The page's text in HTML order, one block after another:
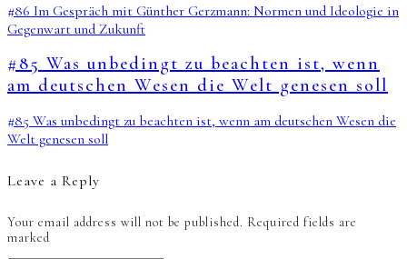
#86 Im Gespräch mit Günther Gerzmann: Normen und Ideologie in
Gegenwart und Zukunft
#85 Was unbedingt zu beachten ist, wenn
am deutschen Wesen die Welt genesen soll
#85 Was unbedingt zu beachten ist, wenn am deutschen Wesen die
Welt genesen soll
Leave a Reply
Your email address will not be published. Required fields are
marked